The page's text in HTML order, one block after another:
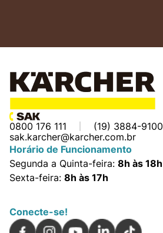
0800 176 111
(19) 3884-9100
sak.karcher@karcher.com.br
Horário de Funcionamento
Segunda a Quinta-feira: 8h às 18h
Sexta-feira: 8h às 17h
Conecte-se!